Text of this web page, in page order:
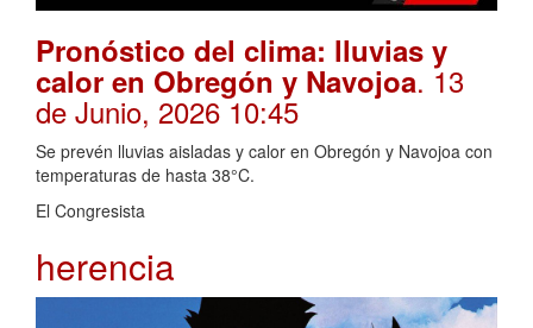
Pronóstico del clima: lluvias y
calor en Obregón y Navojoa. 13
de Junio, 2026 10:45
Se prevén lluvias aisladas y calor en Obregón y Navojoa con
temperaturas de hasta 38°C.
El Congresista
herencia